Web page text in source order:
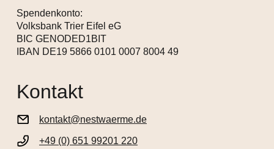
Spendenkonto:
Volksbank Trier Eifel eG
BIC GENODED1BIT
IBAN DE19 5866 0101 0007 8004 49
Kontakt
kontakt@nestwaerme.de
+49 (0) 651 99201 220